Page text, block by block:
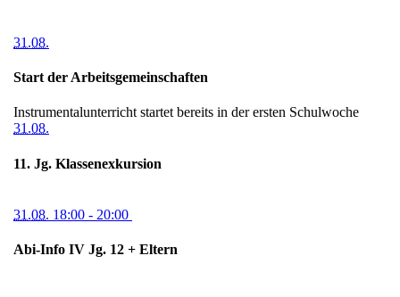
31.08.
Start der Arbeitsgemeinschaften
Instrumentalunterricht startet bereits in der ersten Schulwoche
31.08.
11. Jg. Klassenexkursion
31.08. 18:00 - 20:00
Abi-Info IV Jg. 12 + Eltern